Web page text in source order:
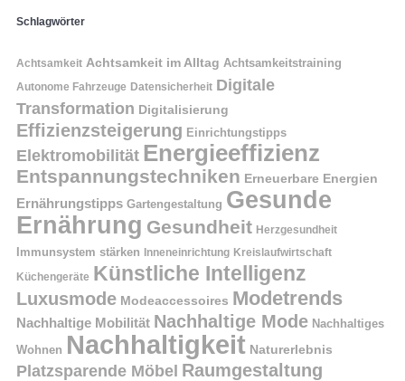
Schlagwörter
Achtsamkeit Achtsamkeit im Alltag Achtsamkeitstraining
Autonome Fahrzeuge Datensicherheit Digitale
Transformation Digitalisierung
Effizienzsteigerung Einrichtungstipps
Elektromobilität Energieeffizienz
Entspannungstechniken Erneuerbare Energien
Ernährungstipps Gartengestaltung Gesunde
Ernährung Gesundheit Herzgesundheit
Immunsystem stärken Inneneinrichtung Kreislaufwirtschaft
Küchengeräte Künstliche Intelligenz
Luxusmode Modeaccessoires Modetrends
Nachhaltige Mobilität Nachhaltige Mode Nachhaltiges
Wohnen Nachhaltigkeit Naturerlebnis
Platzsparende Möbel Raumgestaltung